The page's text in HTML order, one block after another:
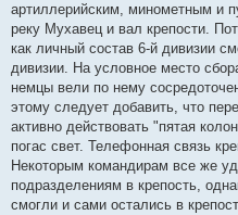
артиллерийским, минометным и
реку Мухавец и вал крепости.
как личный состав 6-й дивизии
дивизии. На условное место
немцы вели по нему
этому следует добавить, что
активно действовать "пятая
погас свет. Телефонная связь
Некоторым командирам все же
подразделениям в крепость,
смогли и сами остались в